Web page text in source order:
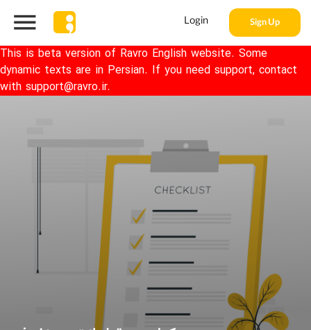
Login Sign Up
This is beta version of Ravro English website. Some
dynamic texts are in Persian. If you need support, contact
with support@ravro.ir.